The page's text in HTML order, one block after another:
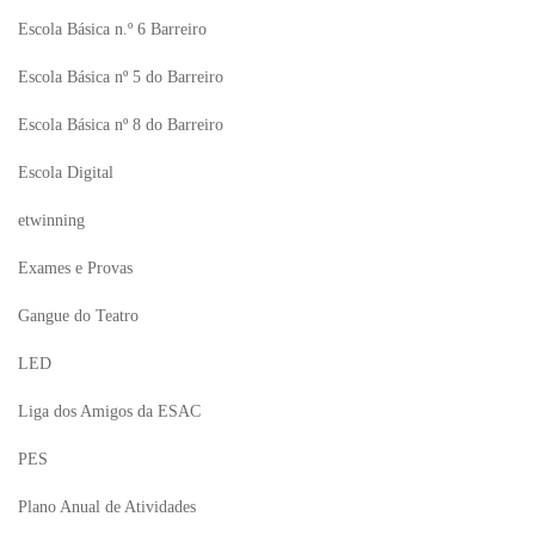
Escola Básica n.º 6 Barreiro
Escola Básica nº 5 do Barreiro
Escola Básica nº 8 do Barreiro
Escola Digital
etwinning
Exames e Provas
Gangue do Teatro
LED
Liga dos Amigos da ESAC
PES
Plano Anual de Atividades